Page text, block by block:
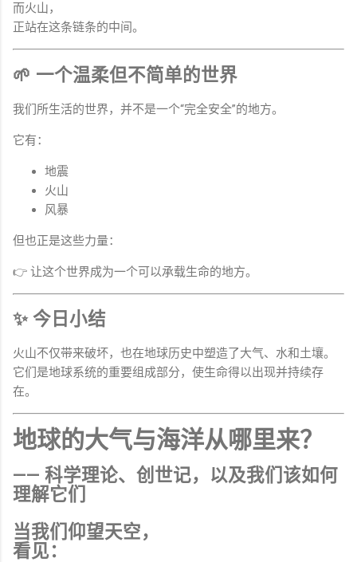
而火山，
正站在这条链条的中间。
🌱 一个温柔但不简单的世界
我们所生活的世界，并不是一个“完全安全”的地方。
它有：
地震
火山
风暴
但也正是这些力量：
👉 让这个世界成为一个可以承载生命的地方。
✨ 今日小结
火山不仅带来破坏，也在地球历史中塑造了大气、水和土壤。
它们是地球系统的重要组成部分，使生命得以出现并持续存
在。
地球的大气与海洋从哪里来？
—— 科学理论、创世记，以及我们该如何
理解它们
当我们仰望天空，
看见：